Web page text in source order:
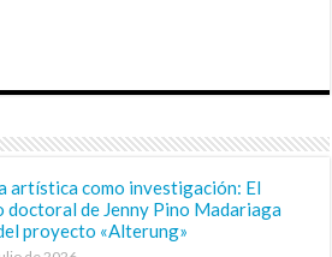
artística como investigación: El
doctoral de Jenny Pino Madariaga
proyecto «Alterung»